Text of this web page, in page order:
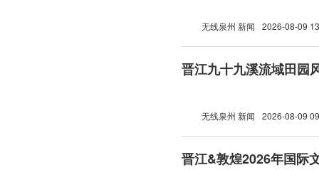
无线泉州 新闻 2026-08-09
晋江九十九溪流域田园
无线泉州 新闻 2026-08-09
晋江&敦煌2026年国际